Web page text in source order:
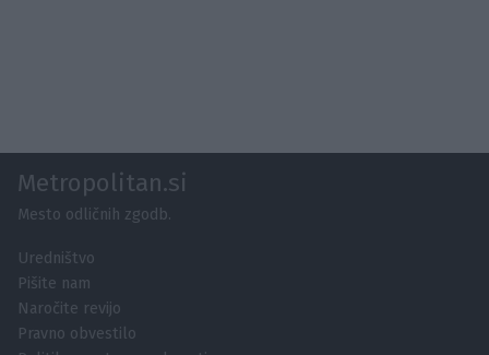
Metropolitan.si
Mesto odličnih zgodb.
Uredništvo
Pišite nam
Naročite revijo
Pravno obvestilo